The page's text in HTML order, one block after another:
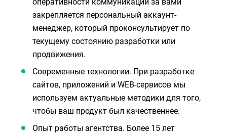
оперативности коммуникации за вами
закрепляется персональный аккаунт-
менеджер, который проконсультирует по
текущему состоянию разработки или
продвижения.
Современные технологии. При разработке
сайтов, приложений и WEB-сервисов мы
используем актуальные методики для того,
чтобы ваш продукт был качественнее.
Опыт работы агентства. Более 15 лет